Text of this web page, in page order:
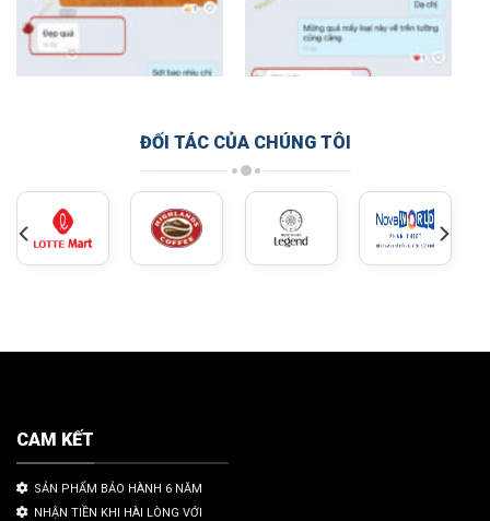
ĐỐI TÁC CỦA CHÚNG TÔI
CAM KẾT
SẢN PHẨM BẢO HÀNH 6 NĂM
NHẬN TIỀN KHI HÀI LÒNG VỚI